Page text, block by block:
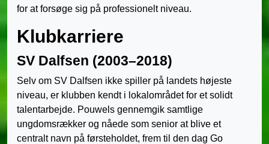
for at forsøge sig på professionelt niveau.
Klubkarriere
SV Dalfsen (2003–2018)
Selv om SV Dalfsen ikke spiller på landets højeste
niveau, er klubben kendt i lokalområdet for et solidt
talentarbejde. Pouwels gennemgik samtlige
ungdomsrækker og nåede som senior at blive et
centralt navn på førsteholdet, frem til den dag Go